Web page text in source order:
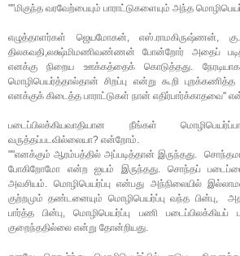
""மிகுந்த வரவேற்பையும் பாராட்டுகளையும் அந்த
எழுத்தாளர்கள் ஜெயமோகன், எஸ்.ராமகிருஷ்ணன்,
திலகவதி,லக்ஷ்மிமணிவண்ணன் போன்றோர் அதைப்
எனக்கு நிறைய ஊக்கத்தைக் கொடுத்தது.
மொழிபெயர்த்தால்தான் சிறப்பு என்று கூறி
எனக்குக் கிடைத்த பாராட்டுகள் நான் எதிர்பார்க்காதவை''
படைப்பிலக்கியவாதியான நீங்கள்
வருத்தப்படவில்லையா? என்றோம்.
""எனக்கும் ஆரம்பத்தில் அப்படித்தான் இருந்தது.
போகிறோமோ என்ற ஐயம் இருந்தது. சொந்தப்
அவசியம். மொழிபெயர்ப்பு என்பது அந்நிலையில்
குற்றமும் தண்டனையும் மொழிபெயர்ப்பு வந்த பின்பு,
பார்த்த பின்பு, மொழிபெயர்ப்பு பணி படைப்பிலக்கியப்
குறைந்ததில்லை என்று தோன்றியது.